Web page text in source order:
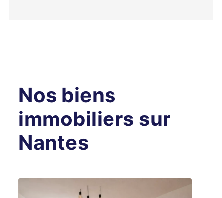
Nos biens
immobiliers sur
Nantes